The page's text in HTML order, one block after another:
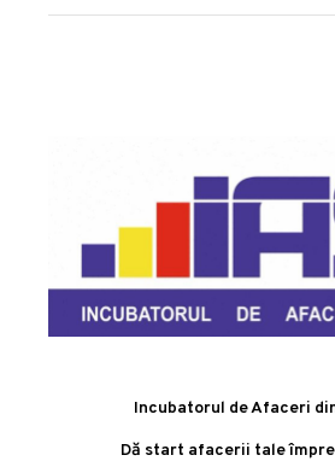
Incubatorul de Afaceri
Dă start afacerii tale